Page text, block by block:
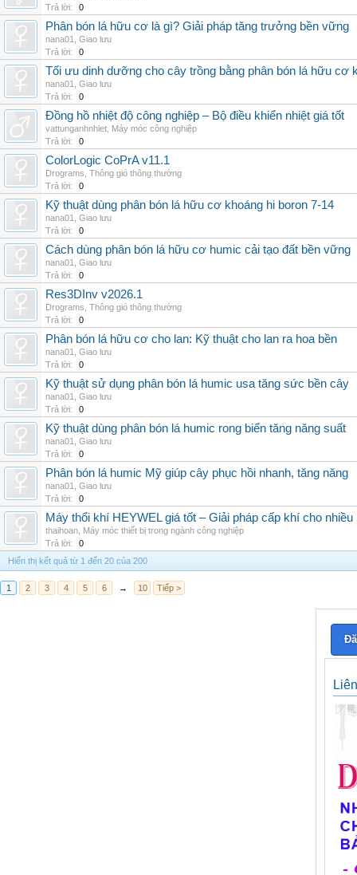
Trả lời:
0
Phân bón lá hữu cơ là gì? Giải pháp tăng trưởng bền vững
nana01
Giao lưu
Trả lời:
0
Tối ưu dinh dưỡng cho cây trồng bằng phân bón lá hữu cơ
nana01
Giao lưu
Trả lời:
0
Đồng hồ nhiệt độ công nghiệp – Bộ điều khiển nhiệt giá tốt
vattunganhnhiet Máy móc công nghiệp
Trả lời:
0
ColorLogic CoPrA v11.1
Drograms Thông gió thông thường
Trả lời:
0
Kỹ thuật dùng phân bón lá hữu cơ khoáng hi boron 7-14
nana01
Giao lưu
Trả lời:
0
Cách dùng phân bón lá hữu cơ humic cải tạo đất bền vững
nana01
Giao lưu
Trả lời:
0
Res3DInv v2026.1
Drograms Thông gió thông thường
Trả lời:
0
Phân bón lá hữu cơ cho lan: Kỹ thuật cho lan ra hoa bền
nana01
Giao lưu
Trả lời:
0
Kỹ thuật sử dụng phân bón lá humic usa tăng sức bền cây
nana01
Giao lưu
Trả lời:
0
Kỹ thuật dùng phân bón lá humic rong biển tăng năng suất
nana01
Giao lưu
Trả lời:
0
Phân bón lá humic Mỹ giúp cây phục hồi nhanh, tăng năng
nana01
Giao lưu
Trả lời:
0
Máy thổi khí HEYWEL giá tốt – Giải pháp cấp khí cho
thaihoan Máy móc thiết bị trong ngành công nghiệp
Trả lời:
0
Hiển thị kết quả từ 1 đến 20 của 200
1 2 3 4 5 6 → 10 Tiếp >